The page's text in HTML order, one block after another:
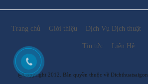
Trang chủ Giới thiệu Dịch Vụ Dịch thuật
Tin tức Liên Hệ
@Copyright 2012. Bản quyền thuộc về Dichthuatsaigon